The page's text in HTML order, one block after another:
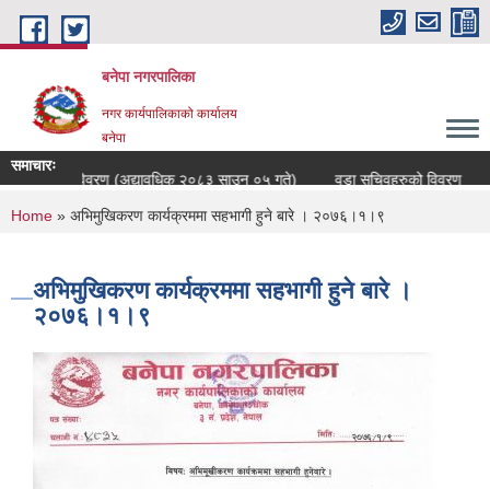
Skip to main content
बनेपा नगरपालिका
नगर कार्यपालिकाको कार्यालय
बनेपा
समाचारः
विवरण (अद्यावधिक २०८३ साउन ०५ गते)
वडा सचिवहरुको विवरण
You are here
Home » अभिमुखिकरण कार्यक्रममा सहभागी हुने बारे । २०७६।१।९
अभिमुखिकरण कार्यक्रममा सहभागी हुने बारे ।
२०७६।१।९